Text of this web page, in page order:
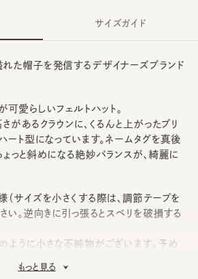
た帽子を発信するデザイナーズブランド
愛らしいフェルトハット。
があるクラウンに、くるんと上がったブリ
ート型になっています。ネームタグを真後
っと斜めになる絶妙バランスが、綺麗に
サイズを小さくする際は、調節テープを
い。逆向きに引っ張るとスベリを破損する
ように小さな不純物がございます。予め
もっと見る
サイズガイド